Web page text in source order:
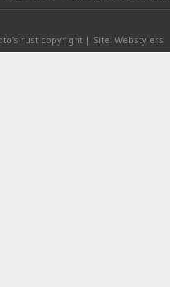
rust copyright | Site: Webstylers